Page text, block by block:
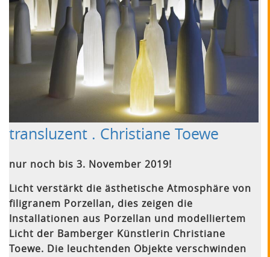
transluzent . Christiane Toewe
nur noch bis 3. November 2019!
Licht verstärkt die ästhetische Atmosphäre von
filigranem Porzellan, dies zeigen die
Installationen aus Porzellan und modelliertem
Licht der Bamberger Künstlerin Christiane
Toewe. Die leuchtenden Objekte verschwinden